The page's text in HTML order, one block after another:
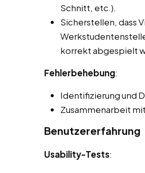
Schnitt, etc.).
Sicherstellen, dass
korrekt abgespielt
Fehlerbehebung:
Identifizierung und
Zusammenarbeit
Benutzererfahrung
Usability-Tests: